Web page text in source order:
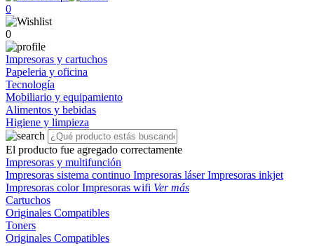
0
0
Impresoras y cartuchos
Papeleria y oficina
Tecnología
Mobiliario y equipamiento
Alimentos y bebidas
Higiene y limpieza
El producto fue agregado correctamente
Impresoras y multifunción
Impresoras sistema continuo Impresoras láserImpresoras inkjet
Impresoras colorImpresoras wifi Ver más
Cartuchos
Originales Compatibles
Toners
Originales Compatibles